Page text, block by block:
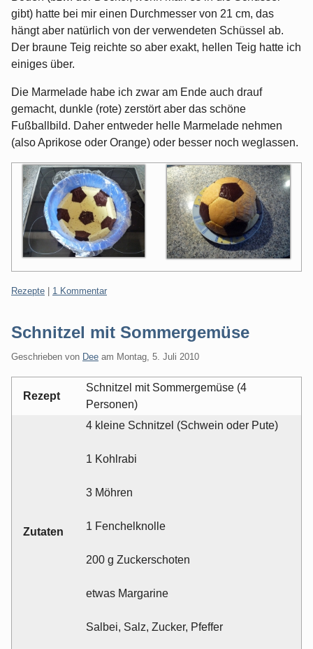
gibt) hatte bei mir einen Durchmesser von 21 cm, das
hängt aber natürlich von der verwendeten Schüssel ab.
Der braune Teig reichte so aber exakt, hellen Teig hatte ich
einiges über.
Die Marmelade habe ich zwar am Ende auch drauf
gemacht, dunkle (rote) zerstört aber das schöne
Fußballbild. Daher entweder helle Marmelade nehmen
(also Aprikose oder Orange) oder besser noch weglassen.
Kategorien:
Rezepte 1 Kommentar
Schnitzel mit Sommergemüse
Geschrieben von Dee am Montag, 5. Juli 2010
Rezept
Schnitzel mit Sommergemüse (4
Personen)
Zutaten
4 kleine Schnitzel (Schwein oder Pute)
1 Kohlrabi
3 Möhren
1 Fenchelknolle
200 g Zuckerschoten
etwas Margarine
Salbei, Salz, Zucker, Pfeffer